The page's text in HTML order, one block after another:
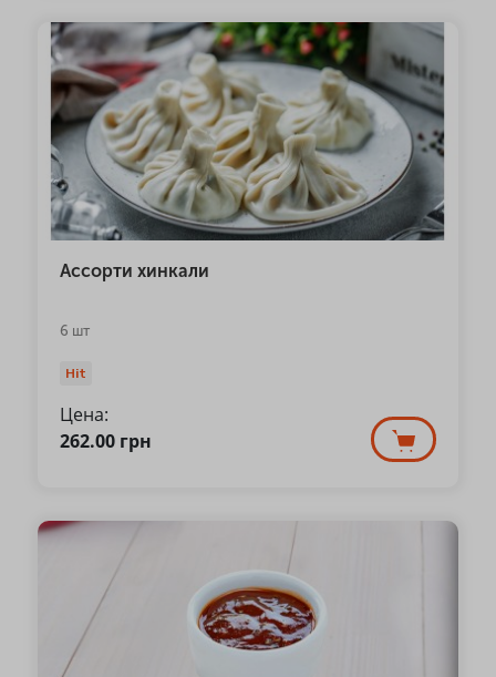
Ассорти хинкали
6 шт
Hit
Цена:
262.00 грн